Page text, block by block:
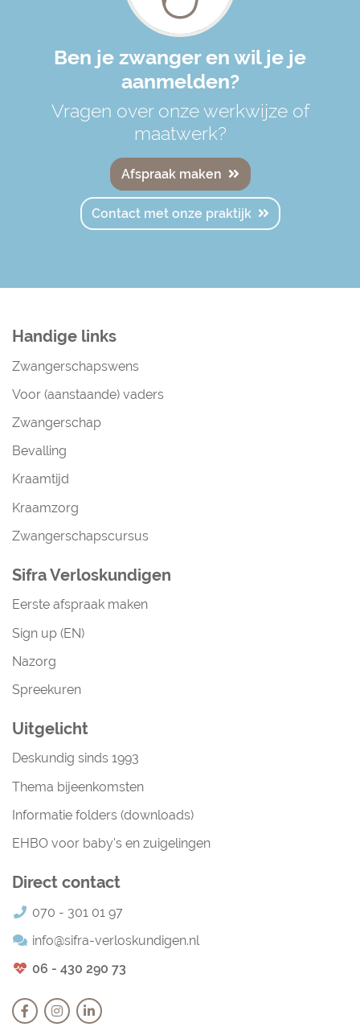
Ben je zwanger en wil je je
aanmelden?
Vragen over onze werkwijze of
maatwerk?
Afspraak maken
Contact met onze praktijk
Handige links
Zwangerschapswens
Voor (aanstaande) vaders
Zwangerschap
Bevalling
Kraamtijd
Kraamzorg
Zwangerschapscursus
Sifra Verloskundigen
Eerste afspraak maken
Sign up (EN)
Nazorg
Spreekuren
Uitgelicht
Deskundig sinds 1993
Thema bijeenkomsten
Informatie folders (downloads)
EHBO voor baby's en zuigelingen
Direct contact
070 - 301 01 97
info@sifra-verloskundigen.nl
06 - 430 290 73